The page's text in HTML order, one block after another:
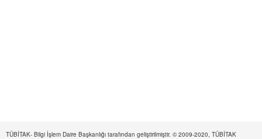
TÜBİTAK- Bilgi İşlem Daire Başkanlığı tarafından geliştirilmiştir. © 2009-2020, TÜBİTAK